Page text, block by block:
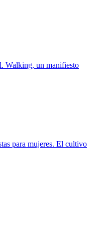
Walking, un manifiesto
para mujeres. El cultivo